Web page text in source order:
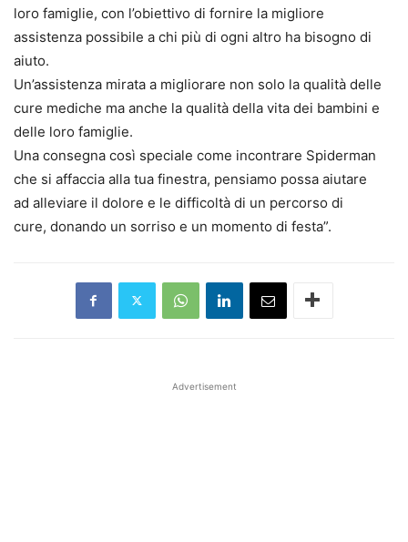
loro famiglie, con l’obiettivo di fornire la migliore
assistenza possibile a chi più di ogni altro ha bisogno di
aiuto.
Un’assistenza mirata a migliorare non solo la qualità delle
cure mediche ma anche la qualità della vita dei bambini e
delle loro famiglie.
Una consegna così speciale come incontrare Spiderman
che si affaccia alla tua finestra, pensiamo possa aiutare
ad alleviare il dolore e le difficoltà di un percorso di
cure, donando un sorriso e un momento di festa”.
Advertisement